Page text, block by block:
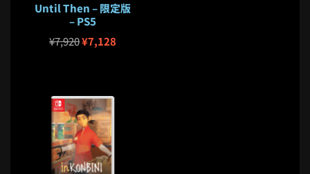
Until Then – 限定版
– PS5
¥7,920¥7,128